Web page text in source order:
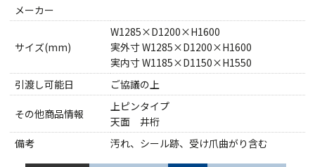
メーカー
サイズ(mm)
W1285×D1200×H1600
実外寸 W1285×D1200×H1600
実内寸 W1185×D1150×H1550
引渡し可能日
ご協議の上
その他商品情報
上ピンタイプ
天面 井桁
備考
汚れ、シール跡、受け爪曲がり含む